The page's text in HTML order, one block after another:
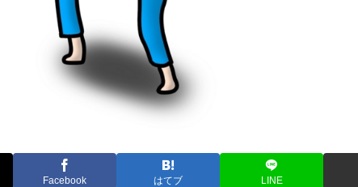
Facebook はてブ LINE